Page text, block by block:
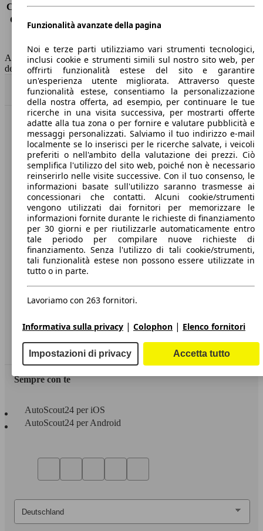
Consumo (extra-urbano) -
Consumo (combinato)*
4.3 l/100km
Capacità del serbatoio
50 l
AutoScout24 non si assume alcuna responsabilità per la correttezza
dei dati.
Torna su
Benvenuti su AutoScout24, il mercato auto europeo.
Società
A proposito di AutoScout24
Stampa
Media
Condizioni generali
Informazioni
Privacy
Dichiarazione di Accessibilità
Servizi
Area rivenditori
Sempre con te
AutoScout24 per iOS
AutoScout24 per Android
Funzionalità avanzate della pagina
Noi e terze parti utilizziamo vari strumenti tecnologici,
inclusi cookie e strumenti simili sul nostro sito web, per
offrirti funzionalità estese del sito e garantire
un'esperienza utente migliorata. Attraverso queste
funzionalità estese, consentiamo la personalizzazione
della nostra offerta, ad esempio, per continuare le tue
ricerche in una visita successiva, per mostrarti offerte
adatte alla tua zona o per fornire e valutare pubblicità e
messaggi personalizzati. Salviamo il tuo indirizzo e-mail
localmente se lo inserisci per le ricerche salvate, i veicoli
preferiti o nell'ambito della valutazione dei prezzi. Ciò
semplifica l'utilizzo del sito web, poiché non è necessario
reinserirlo nelle visite successive. Con il tuo consenso, le
informazioni basate sull'utilizzo saranno trasmesse ai
concessionari che contatti. Alcuni cookie/strumenti
vengono utilizzati dai fornitori per memorizzare le
informazioni fornite durante le richieste di finanziamento
per 30 giorni e per riutilizzarle automaticamente entro
tale periodo per compilare nuove richieste di
finanziamento. Senza l'utilizzo di tali cookie/strumenti,
tali funzionalità estese non possono essere utilizzate in
tutto o in parte.
Lavoriamo con 263 fornitori.
Informativa sulla privacy | Colophon | Elenco fornitori
Impostazioni di privacy Accetta tutto